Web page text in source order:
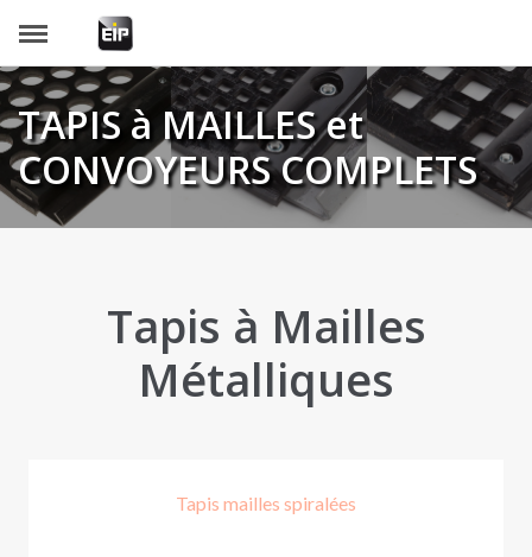
Panneau de gestion des cookies
TAPIS à MAILLES et
CONVOYEURS COMPLETS
Tapis à Mailles
Métalliques
Tapis mailles spiralées